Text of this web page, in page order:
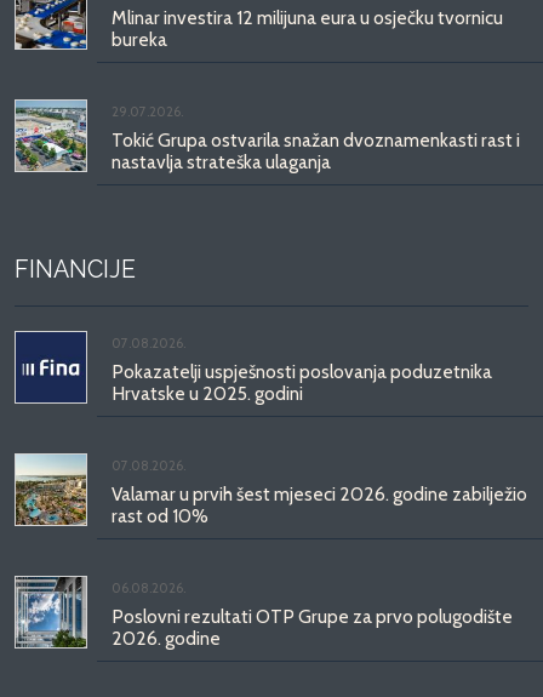
Mlinar investira 12 milijuna eura u osječku tvornicu
bureka
29.07.2026.
Tokić Grupa ostvarila snažan dvoznamenkasti rast i
nastavlja strateška ulaganja
FINANCIJE
07.08.2026.
Pokazatelji uspješnosti poslovanja poduzetnika
Hrvatske u 2025. godini
07.08.2026.
Valamar u prvih šest mjeseci 2026. godine zabilježio
rast od 10%
06.08.2026.
Poslovni rezultati OTP Grupe za prvo polugodište
2026. godine